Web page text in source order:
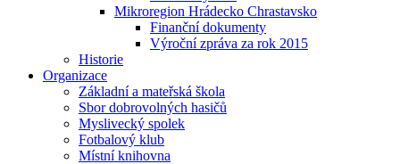
Mikroregion Hrádecko Chrastavsko
Finanční dokumenty
Výroční zpráva za rok 2015
Historie
Organizace
Základní a mateřská škola
Sbor dobrovolných hasičů
Myslivecký spolek
Fotbalový klub
Místní knihovna